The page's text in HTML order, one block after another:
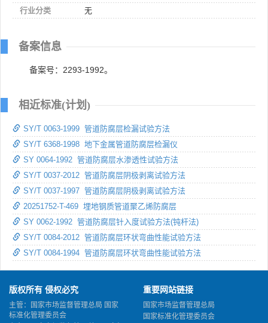
行业分类
无
备案信息
备案号：2293-1992。
相近标准(计划)
SY/T 0063-1999 管道防腐层检漏试验方法
SY/T 6368-1998 地下金属管道防腐层检漏仪
SY 0064-1992 管道防腐层水渗透性试验方法
SY/T 0037-2012 管道防腐层阴极剥离试验方法
SY/T 0037-1997 管道防腐层阴极剥离试验方法
20251752-T-469 埋地钢质管道聚乙烯防腐层
SY 0062-1992 管道防腐层针入度试验方法(钝杆法)
SY/T 0084-2012 管道防腐层环状弯曲性能试验方法
SY/T 0084-1994 管道防腐层环状弯曲性能试验方法
版权所有 侵权必究
主管：国家市场监督管理总局 国家
标准化管理委员会
重要网站链接
国家市场监督管理总局
国家标准化管理委员会